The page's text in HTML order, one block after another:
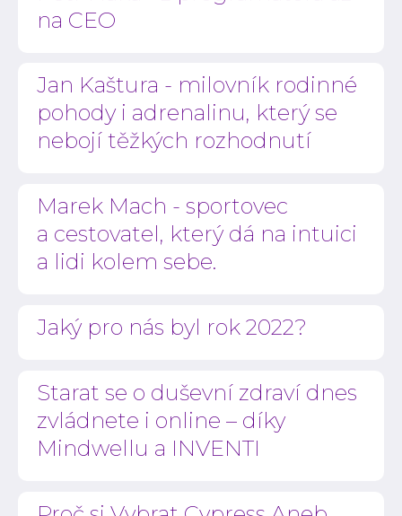
na CEO
Jan Kaštura - milovník rodinné
pohody i adrenalinu, který se
nebojí těžkých rozhodnutí
Marek Mach - sportovec
a cestovatel, který dá na intuici
a lidi kolem sebe.
Jaký pro nás byl rok 2022?
Starat se o duševní zdraví dnes
zvládnete i online – díky
Mindwellu a INVENTI